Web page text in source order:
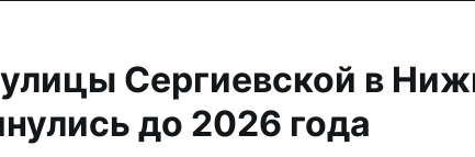
Сергиевской в
до 2026 года